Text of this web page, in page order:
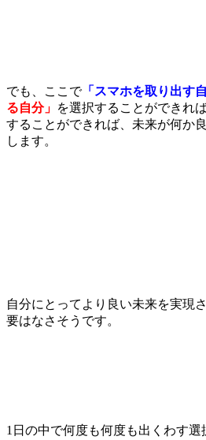
でも、ここで「スマホを取り出す自
る自分」 を選択することができれ
することができれば、未来が何か
します。
自分にとってより良い未来を実現
要はなさそうです。
1日の中で何度も何度も出くわす